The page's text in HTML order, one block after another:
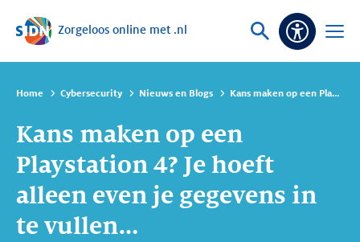
Sla navigatie over
Zorgeloos online met .nl
Vraag
Open
Home Cybersecurity Nieuws en Blogs Kans maken op een Playstation 4? Je hoeft alleen even je gegevens in te vullen…
Kans maken op een
Playstation 4? Je hoeft
alleen even je gegevens in
te vullen…